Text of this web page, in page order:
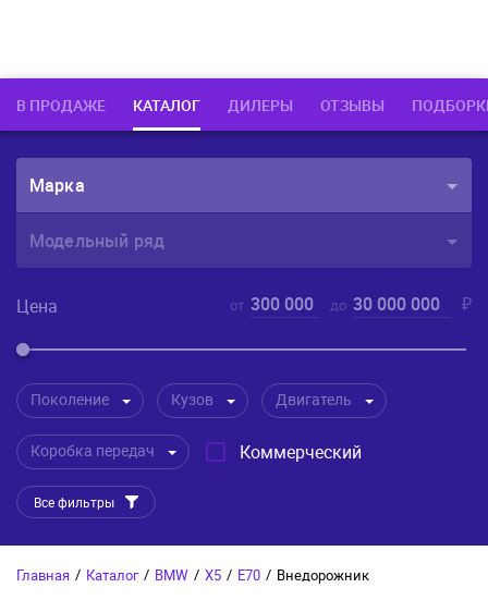
В ПРОДАЖЕ КАТАЛОГ ДИЛЕРЫ ОТЗЫВЫ
Марка
Модельный ряд
Цена от 300 000 до 30 000 000 ₽
Поколение Кузов Двигатель
Коробка передач Коммерческий
Все фильтры
Главная / Каталог / BMW / X5 / E70 / Внедорожник